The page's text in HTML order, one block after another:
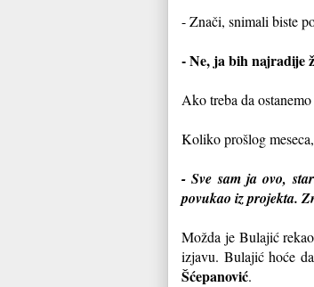
- Znači, snimali biste
- Ne, ja bih najradije
Ako treba da
Koliko prošlog
- Sve sam ja ovo,
povukao iz projekta.
Možda je Bulajić
izjavu. Bulajić hoće
Šćepanović.